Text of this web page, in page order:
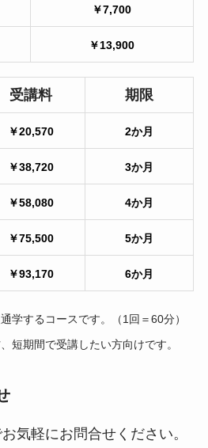
￥7,700
￥13,900
受講料 期限
￥20,570 2か月
￥38,720 3か月
￥58,080 4か月
￥75,500 5か月
￥93,170 6か月
学するコースです。（1回＝60分）
短期間で受講したい方向けです。
気軽にお問合せください。